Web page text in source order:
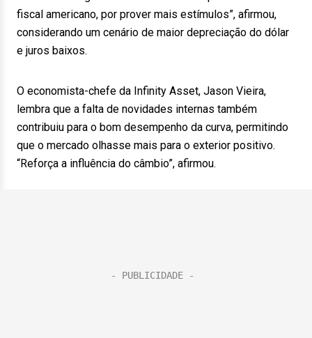
fiscal americano, por prover mais estímulos”, afirmou,
considerando um cenário de maior depreciação do dólar
e juros baixos.
O economista-chefe da Infinity Asset, Jason Vieira,
lembra que a falta de novidades internas também
contribuiu para o bom desempenho da curva, permitindo
que o mercado olhasse mais para o exterior positivo.
“Reforça a influência do câmbio”, afirmou.